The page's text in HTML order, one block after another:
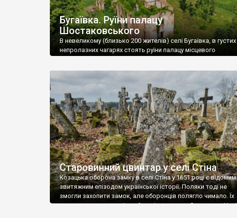
Бугаївка. Руїни палацу
Шостаковського
В невеликому (близько 200 жителів) селі Бугаївка, в густих
непролазних чагарях стоять руїни палацу місцевого
потім клуб, ще пізніше – гуртожиток. У 60-х роках минулого
століття тут розмістили туберкульозну лікарню. Коли із
палацу виїхала лікарня – ми точно не […]
Старовинний цвинтар у селі Стіна
Козацька оборона замку в селі Стіна у 1651 році є відомим
звитяжним епізодом української історії. Поляки тоді не
змогли захопити замок, але оборонців полягло чимало. Їх
поховали на цвинтарі, який тоді називався Замковим. Нині